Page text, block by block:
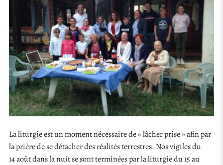
La liturgie est un moment nécessaire de « lâcher prise » afin par
la prière de se détacher des réalités terrestres. Nos vigiles du
14 août dans la nuit se sont terminées par la liturgie du 15 au